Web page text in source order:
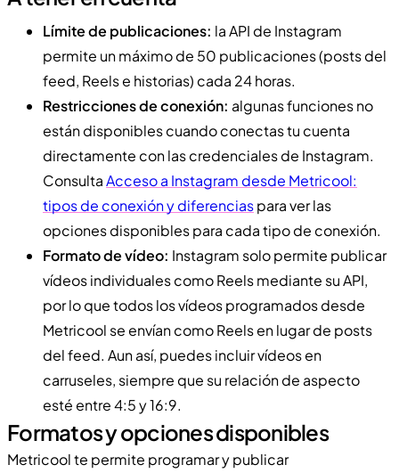
Límite de publicaciones: la API de Instagram
permite un máximo de 50 publicaciones (posts del
feed, Reels e historias) cada 24 horas.
Restricciones de conexión: algunas funciones no
están disponibles cuando conectas tu cuenta
directamente con las credenciales de Instagram.
ConsultaAcceso a Instagram desde Metricool:
tipos de conexión y diferenciaspara ver las
opciones disponibles para cada tipo de conexión.
Formato de vídeo: Instagram solo permite publicar
vídeos individuales como Reels mediante su API,
por lo que todos los vídeos programados desde
Metricool se envían como Reels en lugar de posts
del feed. Aun así, puedes incluir vídeos en
carruseles, siempre que su relación de aspecto
esté entre 4:5 y 16:9.
Formatos y opciones disponibles
Metricool te permite programar y publicar